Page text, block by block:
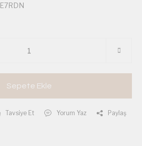
Sepete Ekle
Tavsiye Et Yorum Yaz Paylaş